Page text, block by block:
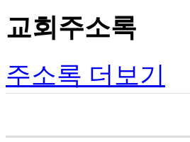
교회주소록
주소록 더보기